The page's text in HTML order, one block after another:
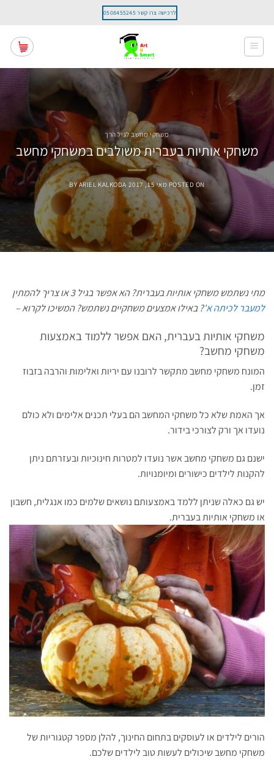
content
לרכישה צרו קשר 0508455245
משחקי מחשב לגיל הרך
משחקי אותיות בעברית משולבים במשחקי מחשב
POSTED ON מאי 15, 2017 BYARIEL KALKODA
מתי נשתמש משחקי אותיות בעברית? הא אפשר בגיל 3 או צריך להמתין
למעבר לכיתה א'? באילו אמצעים משחקיים נשתמש? המשיכו לקרוא –
משחקי אותיות בעברית, האם אפשר ללמוד באמצעות
משחקי מחשב?
המונח משחקי מחשב מתקשר לרובנו עם יריות ואלימות והרבה בזבוז
זמן.
אך האמת שלא כל משחקי המחשב הם בעלי תכנים אלימים ולא כולם
נועדו אך ורק לצורכי בידור.
ישנם גם משחקי מחשב אשר נועדו למטרות חינוכיות ובעזרתם ניתן
להקנות לילדים כישורים ומיומנויות.
יש גם כאלה שניתן ללמד באמצעותם נושאים שלמים כמו אנגלית, חשבון
או משחקי אותיות בעברית.
הורים לילדים או לעוסקים בתחום החינוך, להלן מספר קטגוריות של
משחקי מחשב שיכולים לעשות טוב לילדים שלכם.